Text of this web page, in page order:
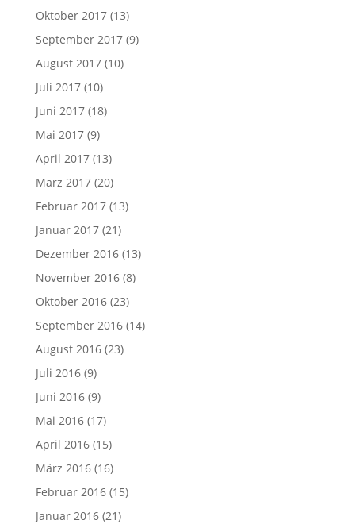
Oktober 2017(13)
September 2017(9)
August 2017(10)
Juli 2017(10)
Juni 2017(18)
Mai 2017(9)
April 2017(13)
März 2017(20)
Februar 2017(13)
Januar 2017(21)
Dezember 2016(13)
November 2016(8)
Oktober 2016(23)
September 2016(14)
August 2016(23)
Juli 2016(9)
Juni 2016(9)
Mai 2016(17)
April 2016(15)
März 2016(16)
Februar 2016(15)
Januar 2016(21)